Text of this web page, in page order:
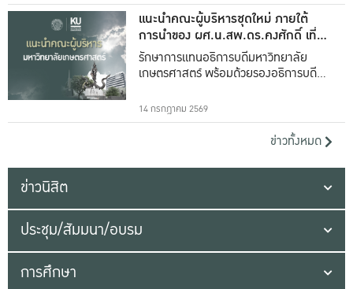
แนะนำคณะผู้บริหารชุดใหม่ ภายใต้
การนำของ ผศ.น.สพ.ดร.คงศักดิ์ เที่ยง
ธรรม
รักษาการแทนอธิการบดีมหาวิทยาลัย
เกษตรศาสตร์ พร้อมด้วยรองอธิการบดีทั้ง
14 กรกฎาคม 2569
ข่าวทั้งหมด
ข่าวนิสิต
ประชุม/สัมมนา/อบรม
การศึกษา